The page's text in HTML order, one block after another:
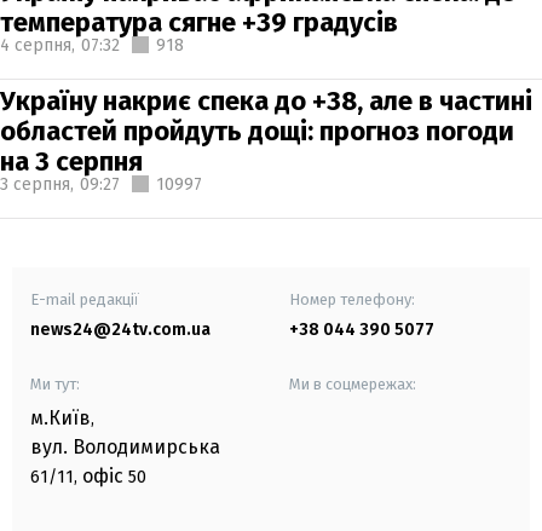
температура сягне +39 градусів
4 серпня, 07:32 918
Україну накриє спека до +38, але в частині
областей пройдуть дощі: прогноз погоди
на 3 серпня
3 серпня, 09:27 10997
E-mail редакції
news24@24tv.com.ua
Номер телефону:
+38 044 390 5077
Ми тут:
м.Київ,
вул. Володимирська
61/11, офіс 50
Ми в соцмережах: